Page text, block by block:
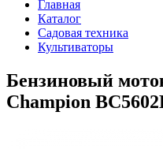
Главная
Каталог
Садовая техника
Культиваторы
Бензиновый
Champion